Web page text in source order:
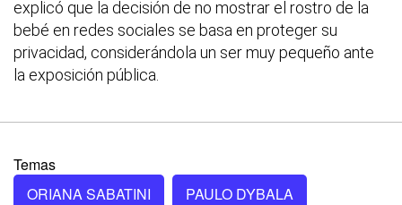
explicó que la decisión de no mostrar el rostro de la
bebé en redes sociales se basa en proteger su
privacidad, considerándola un ser muy pequeño ante
la exposición pública.
Temas
ORIANA SABATINI
PAULO DYBALA